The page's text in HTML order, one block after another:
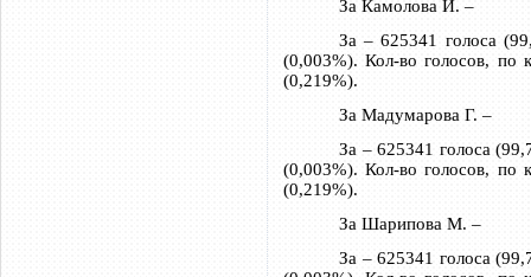
За Камолова И. –
За – 625341 голоса
(0,003%). Кол-во голосов, по
(0,219%).
За Мадумарова Г. –
За – 625341 голоса
(0,003%). Кол-во голосов, по
(0,219%).
За Шарипова М. –
За – 625341 голоса